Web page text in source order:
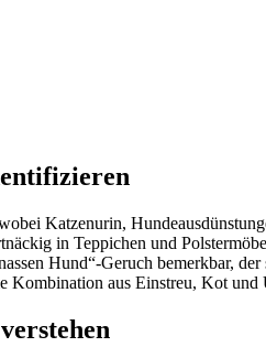
Katzenurin,
in Teppichen und
Hund“-Geruch bemerkbar,
aus Einstreu, Kot